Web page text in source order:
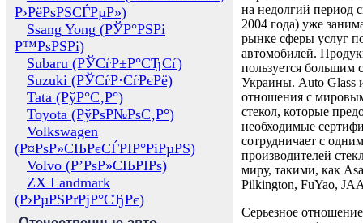
Р›РёРѕРЅСЃРµР»)
Ssang Yong (РЎР°РЅРі
Р™РѕРЅРі)
Subaru (РЎСѓР±Р°СЂСѓ)
Suzuki (РЎСѓР·СѓРєРё)
Tata (РўР°С‚Р°)
Toyota (РўРѕР№РѕС‚Р°)
Volkswagen
(Р¤РѕР»СЊРєСЃРІР°РіРµРЅ)
Volvo (Р’РѕР»СЊРІРѕ)
ZX Landmark
(Р›РµРЅРґРјР°СЂРє)
на недолгий период
2004 года) уже
рынке сферы услуг
автомобилей.
пользуется большим
Украины. Auto Glass
отношения с
стекол, которые
необходимые
сотрудничает с
производителей
миру, такими, как
Pilkington, FuYao,
Серьезное отношение